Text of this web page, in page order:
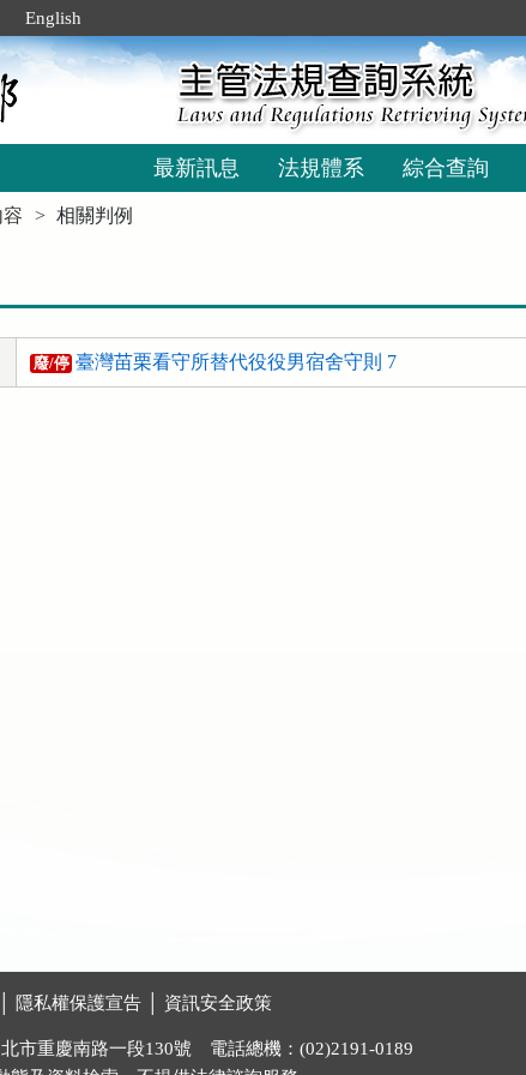
English
最新訊息 法規體系 綜合查詢
相關判例
廢/停 臺灣苗栗看守所替代役役男宿舍守則 7
隱私權保護宣告 資訊安全政策
市重慶南路一段130號 電話總機：(02)2191-0189